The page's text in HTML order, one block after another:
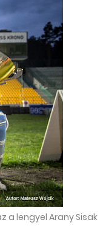
a lengyel Arany Sisak